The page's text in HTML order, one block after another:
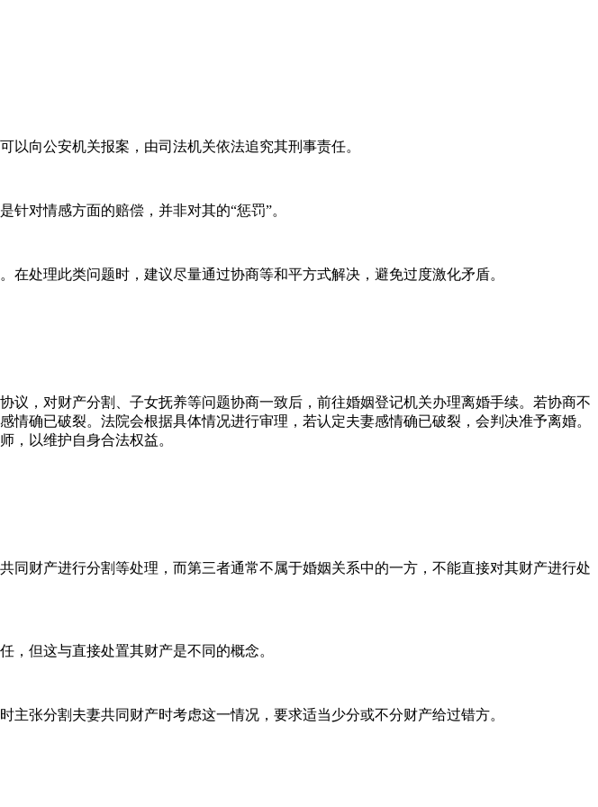
向公安机关报案，由司法机关依法追究其刑事责任。
对情感方面的赔偿，并非对其的“惩罚”。
处理此类问题时，建议尽量通过协商等和平方式解决，避免过度激化矛盾。
，对财产分割、子女抚养等问题协商一致后，前往婚姻登记机关办理离婚手续。若协商不
确已破裂。法院会根据具体情况进行审理，若认定夫妻感情确已破裂，会判决准予离婚。
，以维护自身合法权益。
财产进行分割等处理，而第三者通常不属于婚姻关系中的一方，不能直接对其财产进行处
，但这与直接处置其财产是不同的概念。
张分割夫妻共同财产时考虑这一情况，要求适当少分或不分财产给过错方。